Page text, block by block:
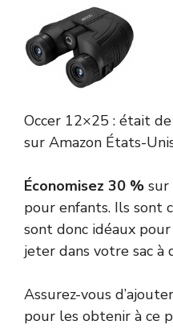
Occer 12×25 : était
sur Amazon États-
Économisez 30 % sur
pour enfants. Ils sont
sont donc idéaux
jeter dans votre sac à
Assurez-vous
pour les obtenir à ce